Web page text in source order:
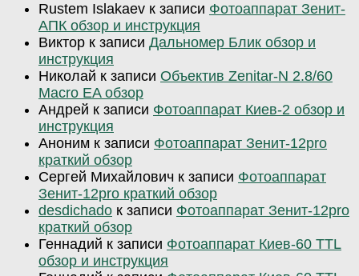
Rustem Islakaev к записи Фотоаппарат Зенит-
АПК обзор и инструкция
Виктор к записи Дальномер Блик обзор и
инструкция
Николай к записи Объектив Zenitar-N 2.8/60
Macro EA обзор
Андрей к записи Фотоаппарат Киев-2 обзор и
инструкция
Аноним к записи Фотоаппарат Зенит-12pro
краткий обзор
Сергей Михайлович к записи Фотоаппарат
Зенит-12pro краткий обзор
desdichado к записи Фотоаппарат Зенит-12pro
краткий обзор
Геннадий к записи Фотоаппарат Киев-60 TTL
обзор и инструкция